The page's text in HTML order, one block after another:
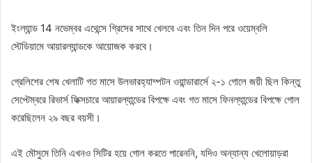
ইংল্যান্ড 14 নভেম্বর এথেন্সে গ্রিসের সাথে খেলবে এবং তিন দিন পরে ওয়েম্বলি
স্টেডিয়ামে আয়ারল্যান্ডকে আয়োজক করবে।
গ্রেলিশের শেষ খেলাটি গত মাসে উলভারহ্যাম্পটন ওয়ান্ডারার্সে ২-১ গোলে জয়ী ছিল কিন্তু
সেপ্টেম্বরে রিভার্স ফিক্সচারে আয়ারল্যান্ডের বিপক্ষে এবং গত মাসে ফিনল্যান্ডের বিপক্ষে গোল
করেছিলেন ২৯ বছর বয়সী।
এই মৌসুমে তিনি এখনও সিটির হয়ে গোল করতে পারেননি, যদিও অন্যান্য খেলোয়াড়রা